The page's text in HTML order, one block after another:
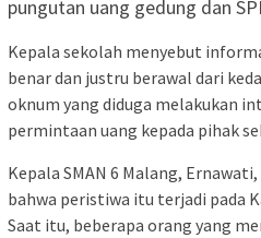
pungutan uang gedung dan
Kepala sekolah menyebut
benar dan justru berawal dari
oknum yang diduga melakukan
permintaan uang kepada pihak
Kepala SMAN 6 Malang,
bahwa peristiwa itu terjadi pada
Saat itu, beberapa orang yang